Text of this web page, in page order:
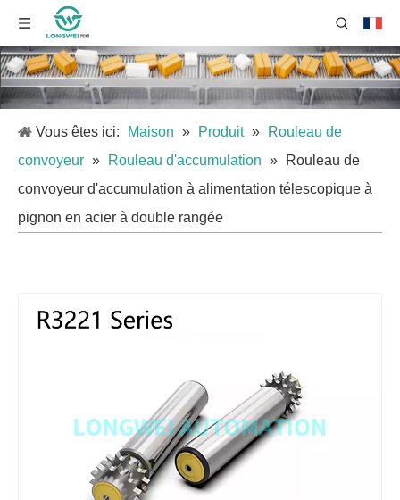
Vous êtes ici: Maison » Produit »
Rouleau de
convoyeur » Rouleau d'accumulation »
Rouleau de
convoyeur d'accumulation à alimentation télescopique à
pignon en acier à double rangée